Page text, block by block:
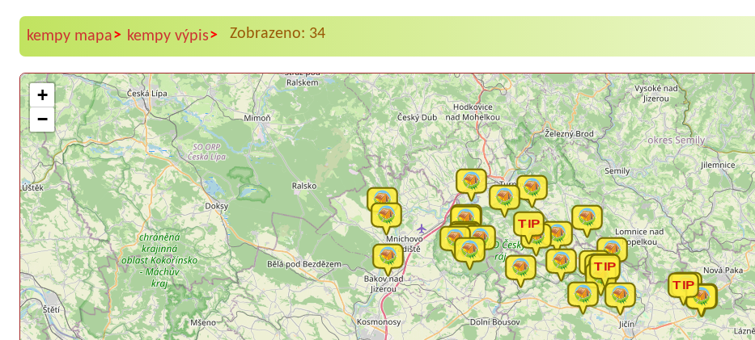
kempy mapa> kempy výpis> Zobrazeno: 34
+
−